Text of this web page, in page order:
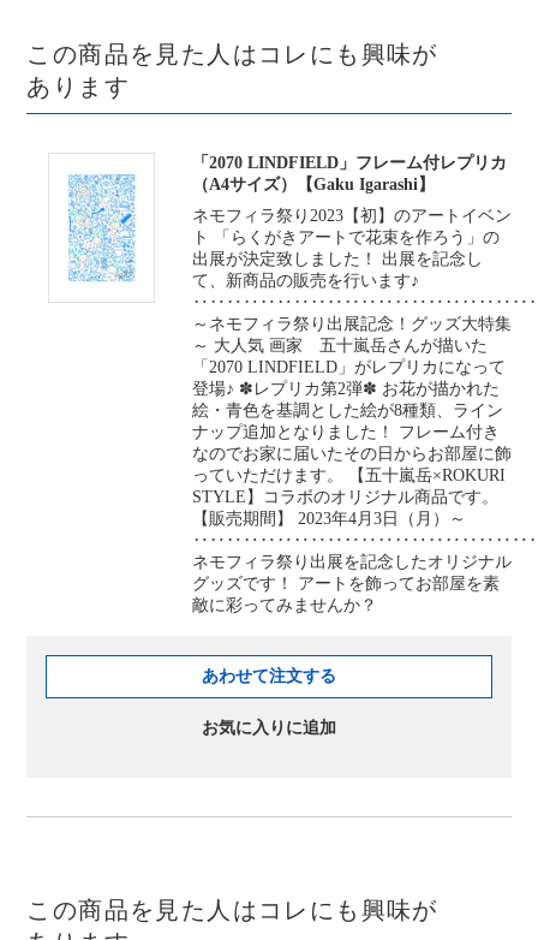
この商品を見た人はコレにも興味が
あります
「2070 LINDFIELD」フレーム付レプリカ
（A4サイズ）【Gaku Igarashi】
ネモフィラ祭り2023【初】のアートイベン
ト 「らくがきアートで花束を作ろう」の
出展が決定致しました！ 出展を記念し
て、新商品の販売を行います♪
～ネモフィラ祭り出展記念！グッズ大特集
～ 大人気 画家 五十嵐岳さんが描いた
「2070 LINDFIELD」がレプリカになって
登場♪ ✽レプリカ第2弾✽ お花が描かれた
絵・青色を基調とした絵が8種類、ライン
ナップ追加となりました！ フレーム付き
なのでお家に届いたその日からお部屋に飾
っていただけます。 【五十嵐岳×ROKURI
STYLE】コラボのオリジナル商品です。
【販売期間】 2023年4月3日（月）～
ネモフィラ祭り出展を記念したオリジナル
グッズです！ アートを飾ってお部屋を素
敵に彩ってみませんか？
あわせて注文する
お気に入りに追加
この商品を見た人はコレにも興味が